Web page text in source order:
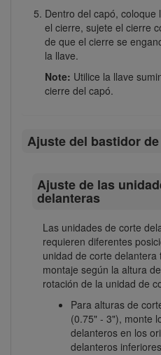
Dentro del capó,
el cierre, sujete el cierre
de que el cierre se
la llave.
Note: Utilice la llave
cierre del capó.
Ajuste del bastidor
Ajuste de las
delanteras
Las unidades de corte
requieren diferentes
unidad de corte delantera
montaje según la altura
rotación de la unidad de
Para alturas de
(0.75" - 3"), monte
delanteros en los
delanteros